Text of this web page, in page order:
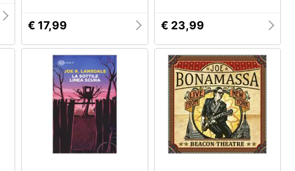
€ 17,99 € 23,99